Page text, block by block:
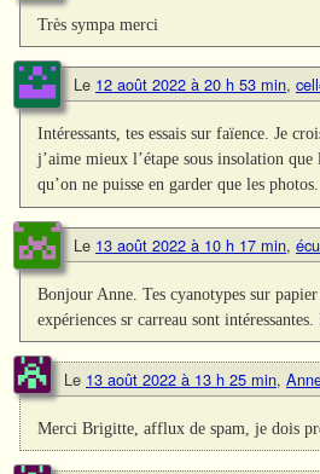
Très sympa merci
Le 12 août 2022 à 20 h 53 min,
Intéressants, tes essais sur faïence. Je
j’aime mieux l’étape sous insolation
qu’on ne puisse en garder que les photos.
Le 13 août 2022 à 10 h 17 min,
Bonjour Anne. Tes cyanotypes sur
expériences sr carreau sont
Le 13 août 2022 à 13 h 25 min,
Merci Brigitte, afflux de spam, je dois